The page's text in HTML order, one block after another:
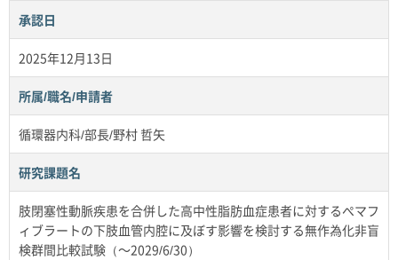
承認日
2025年12月13日
所属/職名/申請者
循環器内科/部長/野村 哲矢
研究課題名
肢閉塞性動脈疾患を合併した高中性脂肪血症患者に対するぺマフ
ィブラートの下肢血管内腔に及ぼす影響を検討する無作為化非盲
検群間比較試験（～2029/6/30）